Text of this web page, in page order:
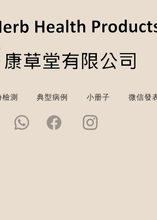
檢測 典型病例 小册子 微信發